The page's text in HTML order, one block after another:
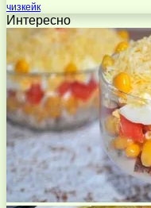
чизкейк
Интересно